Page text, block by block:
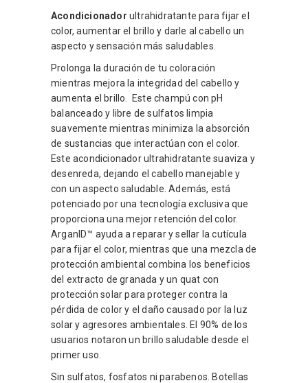
Acondicionador ultrahidratante para fijar el
color, aumentar el brillo y darle al cabello un
aspecto y sensación más saludables.
Prolonga la duración de tu coloración
mientras mejora la integridad del cabello y
aumenta el brillo. Este champú con pH
balanceado y libre de sulfatos limpia
suavemente mientras minimiza la absorción
de sustancias que interactúan con el color.
Este acondicionador ultrahidratante suaviza y
desenreda, dejando el cabello manejable y
con un aspecto saludable. Además, está
potenciado por una tecnología exclusiva que
proporciona una mejor retención del color.
ArganID™ ayuda a reparar y sellar la cutícula
para fijar el color, mientras que una mezcla de
protección ambiental combina los beneficios
del extracto de granada y un quat con
protección solar para proteger contra la
pérdida de color y el daño causado por la luz
solar y agresores ambientales. El 90% de los
usuarios notaron un brillo saludable desde el
primer uso.
Sin sulfatos, fosfatos ni parabenos. Botellas